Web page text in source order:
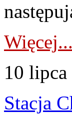
Więcej...
10
Stacja